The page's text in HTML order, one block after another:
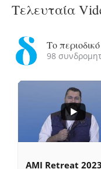
Τελευταία
Το
98
0
AMI Retreat